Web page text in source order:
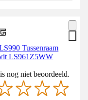
Tussenraam
LS961Z5WW
nog niet beoordeeld.